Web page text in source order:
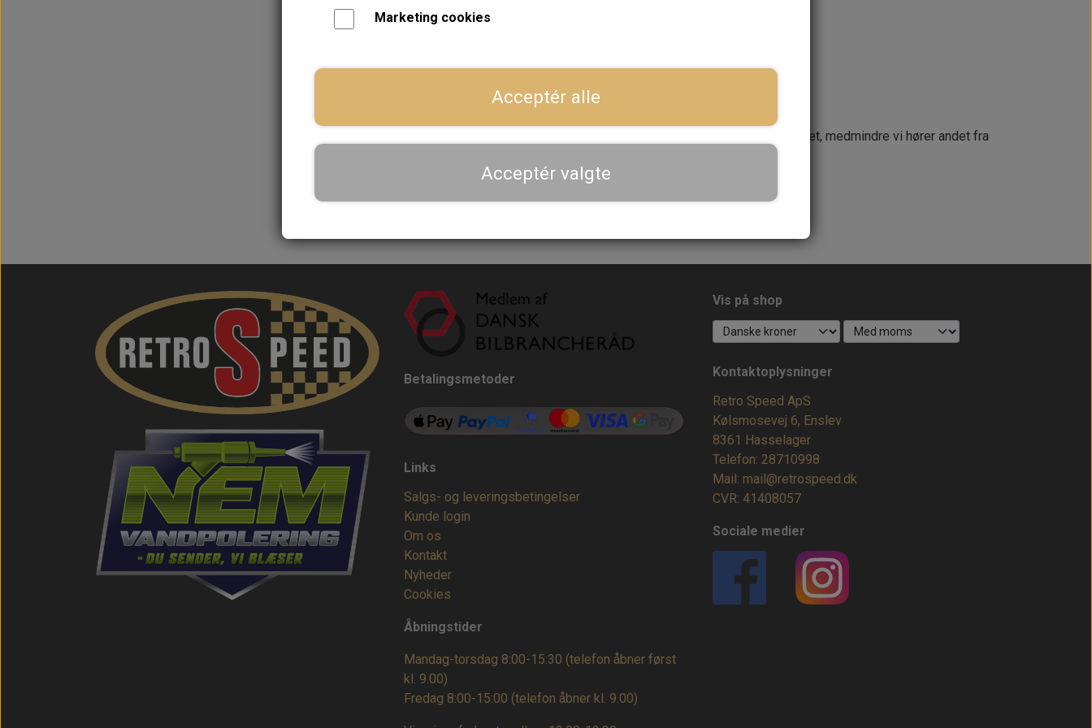
Dansk webshop, kundeservice og lager
Hurtig levering - sendes ofte samme dag og leveres næste dag
Se aktuel leveringstid på varen - vi afsender altid hele din ordre samlet, medmindre vi hører andet fra
Priser er inkl. moms
Betalingsmetoder
Links
Salgs- og leveringsbetingelser
Kunde login
Om os
Kontakt
Nyheder
Cookies
Åbningstider
Mandag-torsdag 8:00-15:30 (telefon åbner først
kl. 9.00)
Fredag 8:00-15:00 (telefon åbner kl. 9.00)
Vis på shop
Kontaktoplysninger
Retro Speed ApS
Kølsmosevej 6, Enslev
8361 Hasselager
Telefon: 28710998
Mail: mail@retrospeed.dk
CVR: 41408057
Sociale medier
Marketing cookies
Acceptér alle
Acceptér valgte